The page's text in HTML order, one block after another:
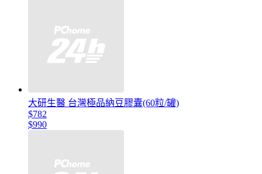
大研生醫 台灣極品納豆膠囊(60粒/罐)
$782
$990